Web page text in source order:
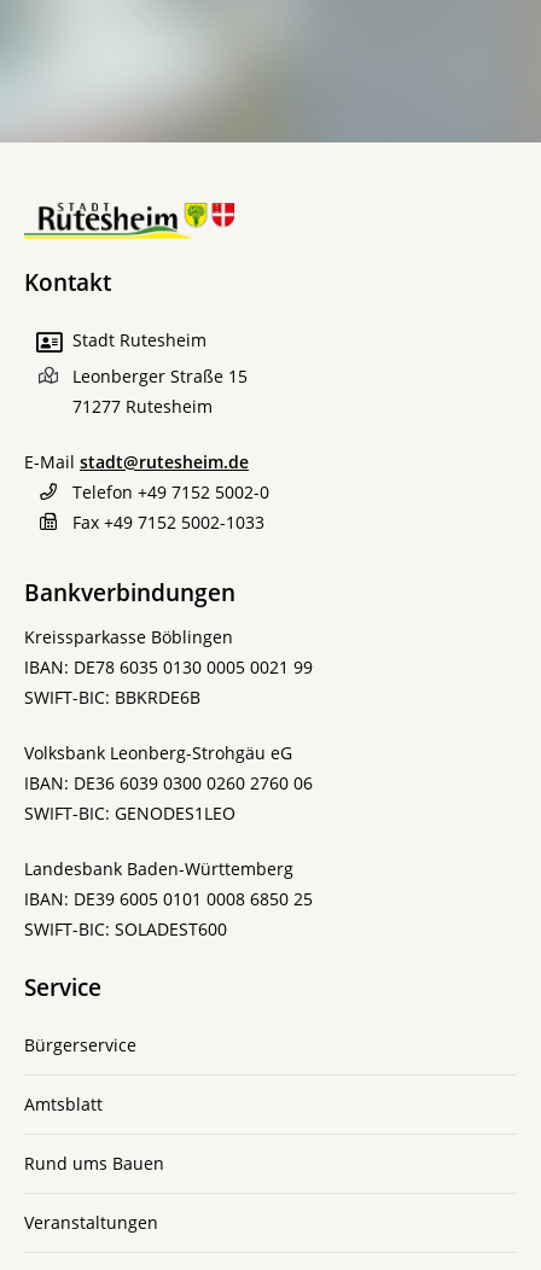
Kontakt
Stadt Rutesheim
Leonberger Straße 15
71277 Rutesheim
E-Mail stadt@rutesheim.de
Telefon +49 7152 5002-0
Fax +49 7152 5002-1033
Bankverbindungen
Kreissparkasse Böblingen
IBAN: DE78 6035 0130 0005 0021 99
SWIFT-BIC: BBKRDE6B
Volksbank Leonberg-Strohgäu eG
IBAN: DE36 6039 0300 0260 2760 06
SWIFT-BIC: GENODES1LEO
Landesbank Baden-Württemberg
IBAN: DE39 6005 0101 0008 6850 25
SWIFT-BIC: SOLADEST600
Service
Bürgerservice
Amtsblatt
Rund ums Bauen
Veranstaltungen